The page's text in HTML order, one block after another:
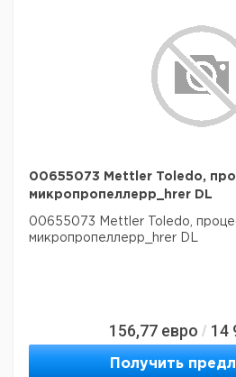
00655073 Mettler Toledo,
микропропеллерр_hrer DL
00655073 Mettler Toledo,
микропропеллерр_hrer DL
156,77 евро / 14
Получить